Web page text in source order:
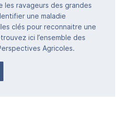
les ravageurs des grandes
une maladie
clés pour reconnaitre une
ici l’ensemble des
Agricoles.